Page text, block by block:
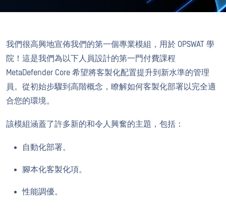
我們很高興地宣佈我們的第一個專業模組，用於 OPSWAT 學
院！這是我們為以下人員設計的第一門付費課程
MetaDefender Core 希望將客製化配置提升到新水準的管理
員。從初始步驟到高階概念，瞭解如何客製化部署以完全適
合您的環境。
該模組涵蓋了許多新的和令人興奮的主題，包括：
自動化部署。
腳本化客製化項。
性能調優。